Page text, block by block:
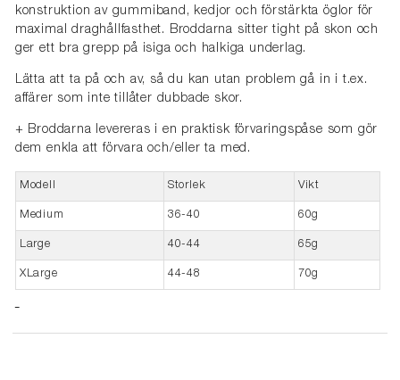
konstruktion av gummiband, kedjor och förstärkta öglor för
maximal draghållfasthet. Broddarna sitter tight på skon och
ger ett bra grepp på isiga och halkiga underlag.
Lätta att ta på och av, så du kan utan problem gå in i t.ex.
affärer som inte tillåter dubbade skor.
+ Broddarna levereras i en praktisk förvaringspåse som gör
dem enkla att förvara och/eller ta med.
Modell Storlek Vikt
Medium 36-40 60g
Large 40-44 65g
XLarge 44-48 70g